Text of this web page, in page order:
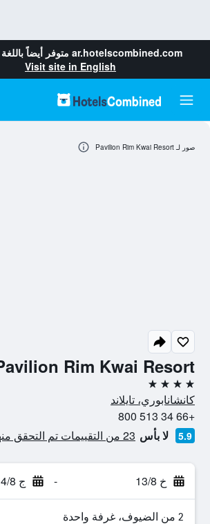
ar.hotelscombined.com متوفر أيضاً باللغة
Visit site in English
Rim Kwai Resort
4 نجوم
كانشانابوري، تايلاند
+66 34 513 800
5.9 لا بأس 23 من التقييمات تم التحقق منها
خ 13/8 - ج 14/8
2 من الضيوف، غرفة واحدة
صور لـ Pavilion Rim Kwai Resort